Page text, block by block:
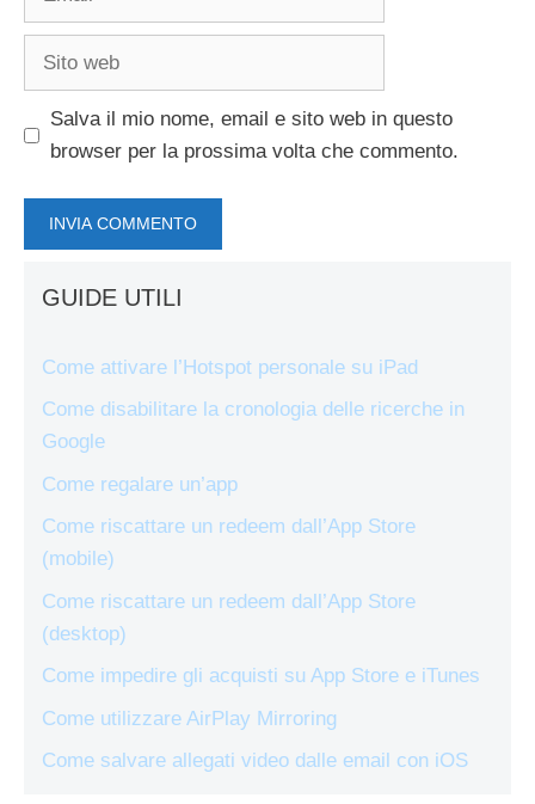
Sito
Salva il mio nome, email e sito web in questo
browser per la prossima volta che commento.
GUIDE UTILI
Come attivare l’Hotspot personale su iPad
Come disabilitare la cronologia delle ricerche in
Google
Come regalare un’app
Come riscattare un redeem dall’App Store
(mobile)
Come riscattare un redeem dall’App Store
(desktop)
Come impedire gli acquisti su App Store e iTunes
Come utilizzare AirPlay Mirroring
Come salvare allegati video dalle email con iOS